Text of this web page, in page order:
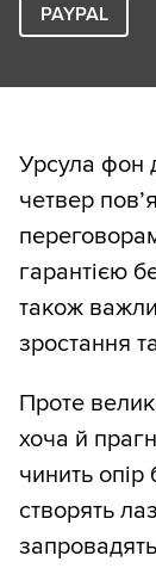
PAYPAL
Урсула фон
четвер
гарантією
також
зростання
Проте
хоча й
чинить
створять